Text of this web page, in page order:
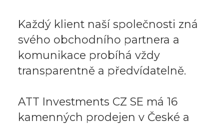
Každý klient naší společnosti zná
svého obchodního partnera a
komunikace probíhá vždy
transparentně a předvídatelně.
ATT Investments CZ SE má 16
kamenných prodejen v České a